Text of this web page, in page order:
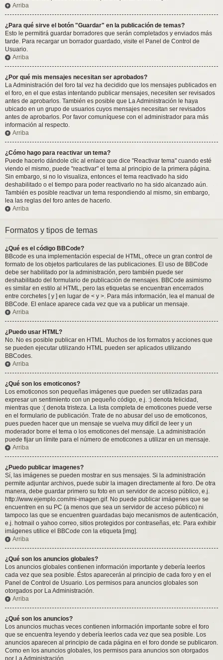
Arriba
¿Para qué sirve el botón "Guardar" en la publicación de temas?
Esto le permitirá guardar borradores que serán completados y enviados más
tarde. Para recargar un borrador guardado, visite el Panel de Control de
Usuario.
Arriba
¿Por qué mis mensajes necesitan ser aprobados?
La Administración del foro tal vez ha decidido que los mensajes publicados en
el foro, en el que estas intentando publicar mensajes, necesiten ser revisados
antes de aprobarlos. También es posible que La Administración le haya
ubicado en un grupo de usuarios cuyos mensajes necesitan ser revisados
antes de aprobarlos. Por favor comuníquese con el administrador para más
información al respecto.
Arriba
¿Cómo hago para reactivar un tema?
Puede hacerlo dándole clic al enlace que dice "Reactivar tema" cuando esté
viendo el mismo, puede "reactivar" el tema al principio de la primera página.
Sin embargo, si no lo visualiza, entonces el tema reactivado ha sido
deshabilitado o el tiempo para poder reactivarlo no ha sido alcanzado aún.
También es posible reactivar un tema respondiendo al mismo, sin embargo,
lea las reglas del foro antes de hacerlo.
Arriba
Formatos y tipos de temas
¿Qué es el código BBCode?
BBcode es una implementación especial de HTML, ofrece un gran control de
formato de los objetos particulares de las publicaciones. El uso de BBCode
debe ser habilitado por la administración, pero también puede ser
deshabilitado del formulario de publicación de mensajes. BBCode asimismo
es similar en estilo al HTML, pero las etiquetas se encuentran encerrados
entre corchetes [ y ] en lugar de < y >. Para más información, lea el manual de
BBCode. El enlace aparece cada vez que va a publicar un mensaje.
Arriba
¿Puedo usar HTML?
No. No es posible publicar en HTML. Muchos de los formatos y acciones que
se pueden ejecutar utilizando HTML pueden ser aplicados utilizando
BBCodes.
Arriba
¿Qué son los emoticonos?
Los emoticonos son pequeñas imágenes que pueden ser utilizadas para
expresar un sentimiento con un pequeño código, e.j. :) denota felicidad,
mientras que :( denota tristeza. La lista completa de emoticones puede verse
en el formulario de publicación. Trate de no abusar del uso de emoticonos,
pues pueden hacer que un mensaje se vuelva muy difícil de leer y un
moderador borre el tema o los emoticones del mensaje. La administración
puede fijar un límite para el número de emoticones a utilizar en un mensaje.
Arriba
¿Puedo publicar imagenes?
Sí, las imágenes se pueden mostrar en sus mensajes. Si la administración
permite adjuntar archivos, puede subir la imagen directamente al foro. De otra
manera, debe guardar primero su foto en un servidor de acceso público, e.j.
http://www.ejemplo.com/mi-imagen.gif. No puede publicar imágenes que se
encuentren en su PC (a menos que sea un servidor de acceso público) ni
tampoco las que se encuentren guardadas bajo mecanismos de autenticación,
e.j. hotmail o yahoo correo, sitios protegidos por contraseñas, etc. Para exhibir
imágenes utilice el BBCode con la etiqueta [img].
Arriba
¿Qué son los anuncios globales?
Los anuncios globales contienen información importante y debería leerlos
cada vez que sea posible. Éstos aparecerán al principio de cada foro y en el
Panel de Control de Usuario. Los permisos para anuncios globales son
otorgados por La Administración.
Arriba
¿Qué son los anuncios?
Los anuncios muchas veces contienen información importante sobre el foro
que se encuentra leyendo y debería leerlos cada vez que sea posible. Los
anuncios aparecen al principio de cada página en el foro donde se publicaron.
Como en los anuncios globales, los permisos para anuncios son otorgados
por La Administración.